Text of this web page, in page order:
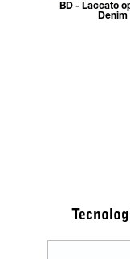
BD - Laccato
Denim